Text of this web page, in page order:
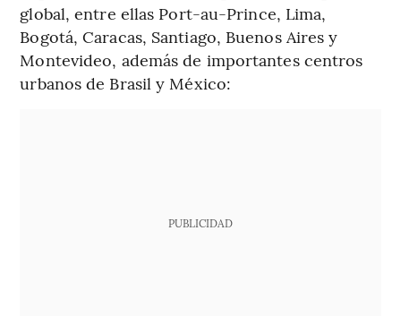
global, entre ellas Port-au-Prince, Lima,
Bogotá, Caracas, Santiago, Buenos Aires y
Montevideo, además de importantes centros
urbanos de Brasil y México:
PUBLICIDAD